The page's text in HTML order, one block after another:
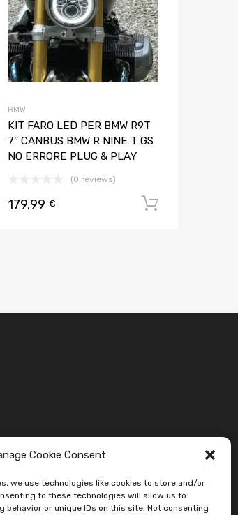
Cookie Consent
we use technologies like cookies to store and/or
to these technologies will allow us to
behavior or unique IDs on this site. Not consenting
BMW
KIT FARO LED PER BMW R9T
7″ CANBUS BMW R NINE T GS
NO ERRORE PLUG & PLAY
(0 reviews)
179,99 €